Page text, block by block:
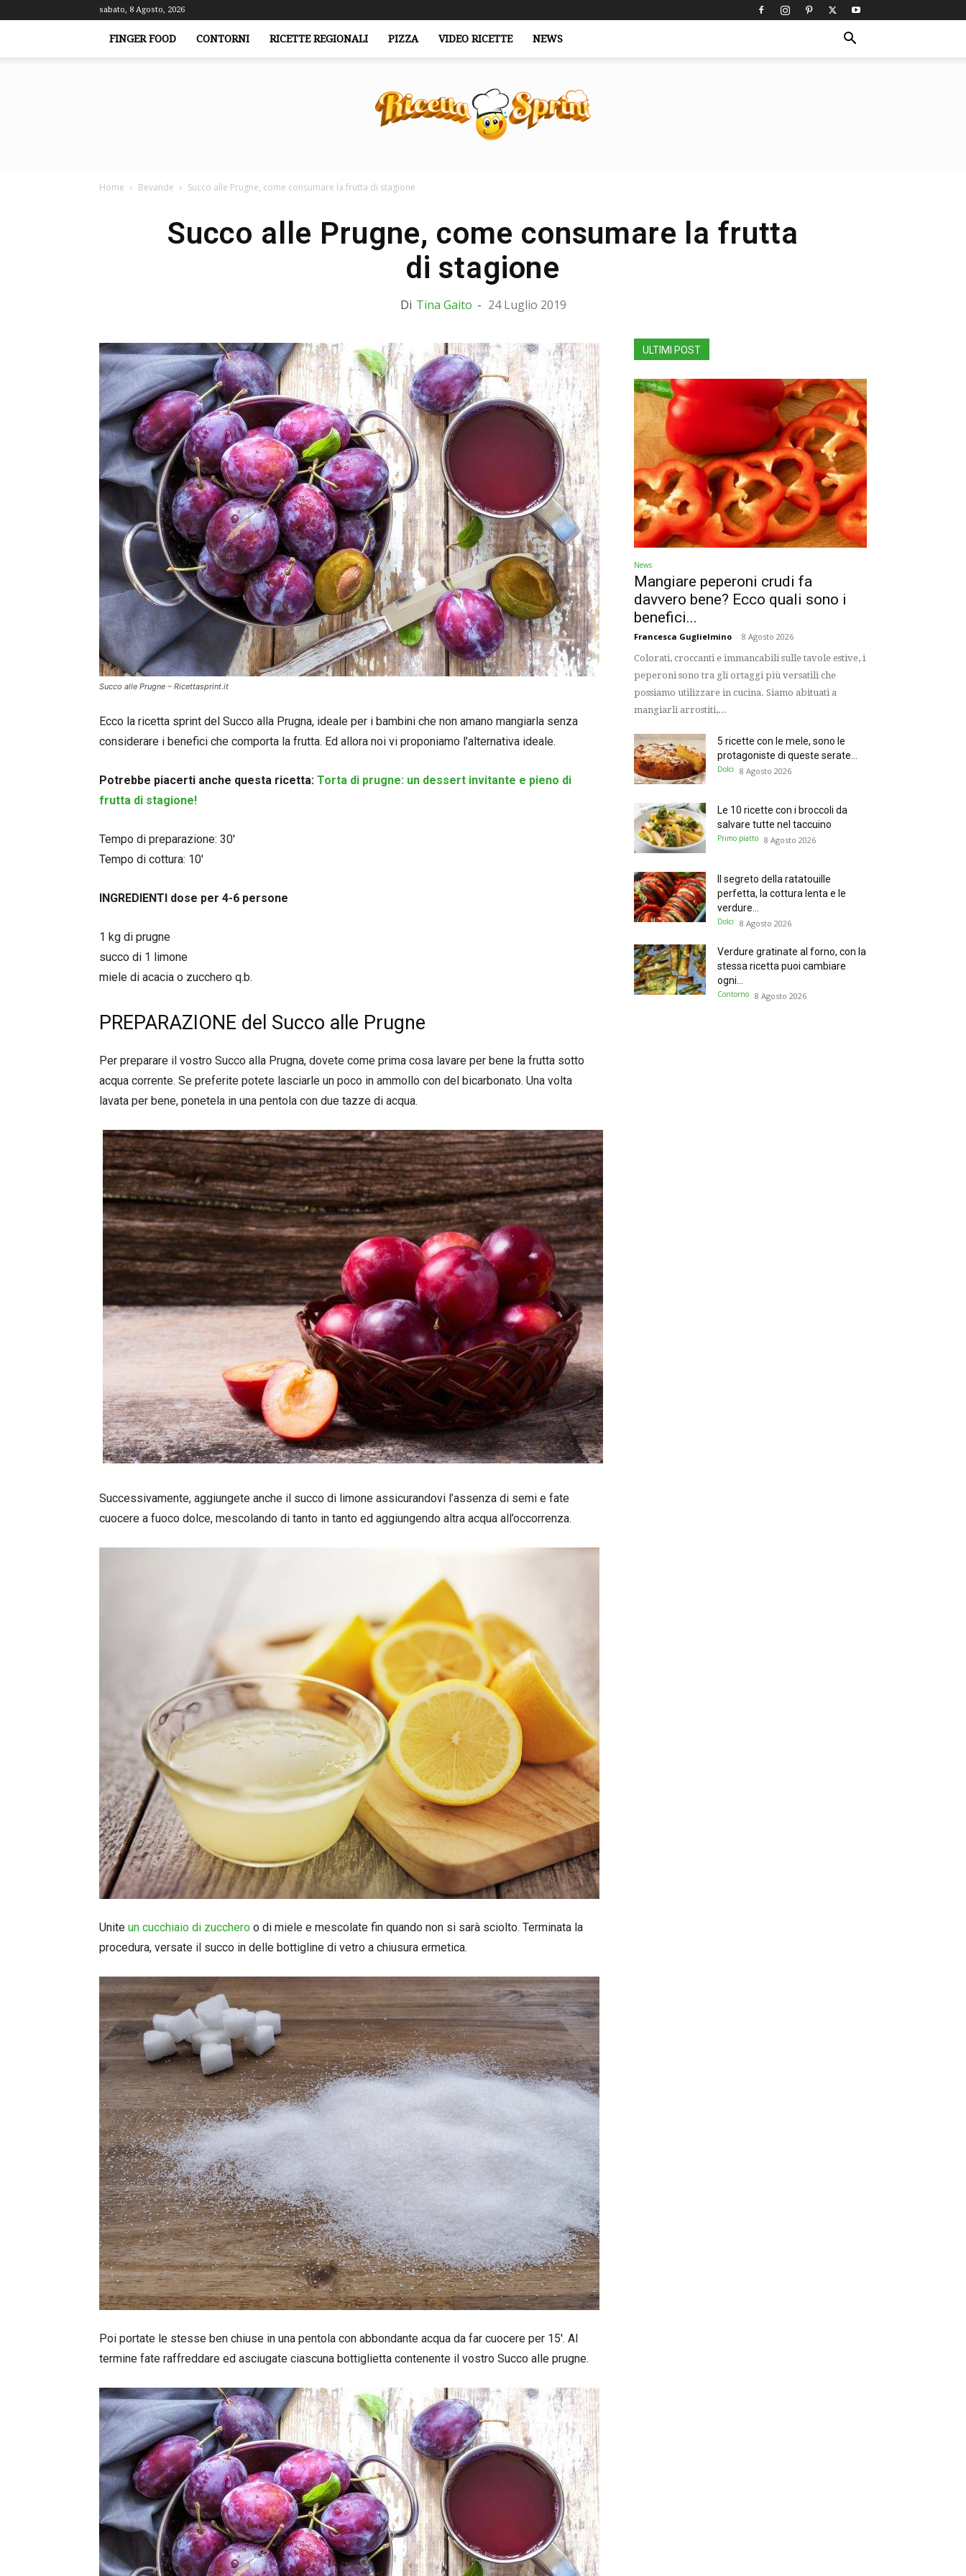
sabato, 8 Agosto, 2026
FINGER FOOD CONTORNI RICETTE REGIONALI PIZZA VIDEO RICETTE NEWS
Home Bevande Succo alle Prugne, come consumare la frutta di stagione
Succo alle Prugne, come consumare la frutta
di stagione
Di Tina Gaito - 24 Luglio 2019
Succo alle Prugne – Ricettasprint.it
Ecco la ricetta sprint del Succo alla Prugna, ideale per i bambini che non amano mangiarla senza
considerare i benefici che comporta la frutta. Ed allora noi vi proponiamo l’alternativa ideale.
Potrebbe piacerti anche questa ricetta: Torta di prugne: un dessert invitante e pieno di
frutta di stagione!
Tempo di preparazione: 30′
Tempo di cottura: 10′
INGREDIENTI dose per 4-6 persone
1 kg di prugne
succo di 1 limone
miele di acacia o zucchero q.b.
PREPARAZIONE del Succo alle Prugne
Per preparare il vostro Succo alla Prugna, dovete come prima cosa lavare per bene la frutta sotto
acqua corrente. Se preferite potete lasciarle un poco in ammollo con del bicarbonato. Una volta
lavata per bene, ponetela in una pentola con due tazze di acqua.
Successivamente, aggiungete anche il succo di limone assicurandovi l’assenza di semi e fate
cuocere a fuoco dolce, mescolando di tanto in tanto ed aggiungendo altra acqua all’occorrenza.
Unite un cucchiaio di zucchero o di miele e mescolate fin quando non si sarà sciolto. Terminata la
procedura, versate il succo in delle bottigline di vetro a chiusura ermetica.
Poi portate le stesse ben chiuse in una pentola con abbondante acqua da far cuocere per 15′. Al
termine fate raffreddare ed asciugate ciascuna bottiglietta contenente il vostro Succo alle prugne.
ULTIMI POST
News
Mangiare peperoni crudi fa
davvero bene? Ecco quali sono i
benefici...
Francesca Guglielmino - 8 Agosto 2026
Colorati, croccanti e immancabili sulle tavole estive, i
peperoni sono tra gli ortaggi più versatili che
possiamo utilizzare in cucina. Siamo abituati a
mangiarli arrostiti,...
5 ricette con le mele, sono le
protagoniste di queste serate...
Dolci 8 Agosto 2026
Le 10 ricette con i broccoli da
salvare tutte nel taccuino
Primo piatto 8 Agosto 2026
Il segreto della ratatouille
perfetta, la cottura lenta e le
verdure...
Dolci 8 Agosto 2026
Verdure gratinate al forno, con la
stessa ricetta puoi cambiare
ogni...
Contorno 8 Agosto 2026